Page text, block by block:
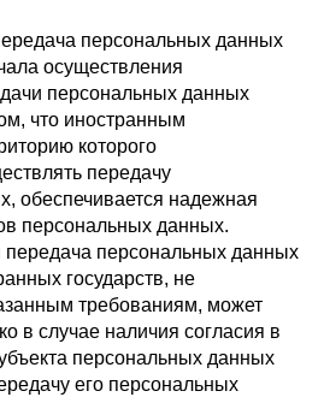
персональных данных
осуществления
персональных данных
что иностранным
которого
передачу
обеспечивается надежная
персональных данных.
передача персональных данных
государств, не
требованиям, может
в случае наличия согласия в
персональных данных
его персональных